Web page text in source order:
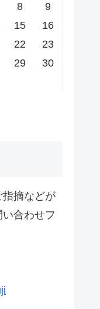
8
9
15
16
22
23
29
30
指摘などが
合わせフ